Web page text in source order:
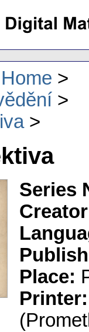
Series
Place:
Printer: